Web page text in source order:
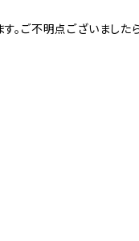
。ご不明点ございました